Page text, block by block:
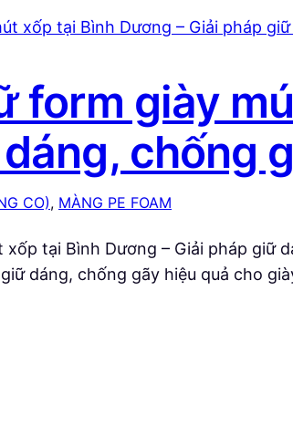
form giày
chống
CO), MÀNG PE FOAM
tại Bình Dương – Giải pháp giữ
dáng, chống gãy hiệu quả cho